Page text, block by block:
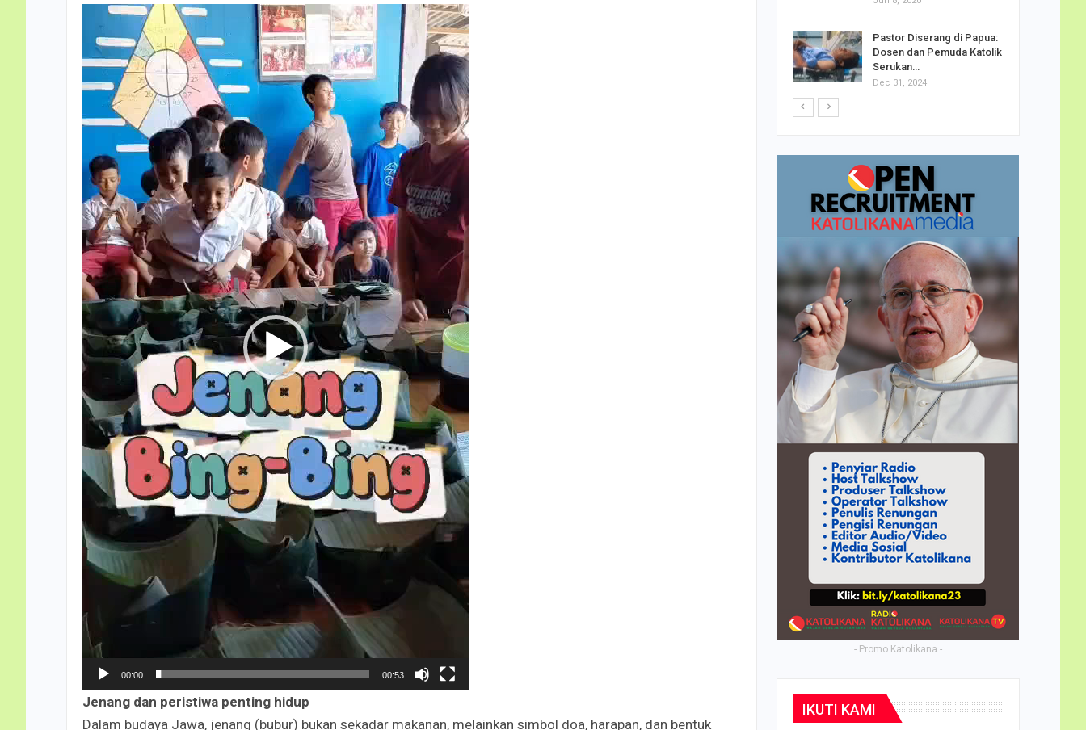
Video
Player
00:00 00:53
Jenang dan peristiwa penting hidup
Dalam budaya Jawa, jenang (bubur) bukan sekadar makanan, melainkan simbol doa, harapan, dan bentuk
Pastor Diserang di Papua:
Dosen dan Pemuda Katolik
Serukan…
Dec 31, 2024
- Promo Katolikana -
IKUTI KAMI